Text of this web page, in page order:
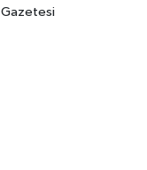
Gazetesi